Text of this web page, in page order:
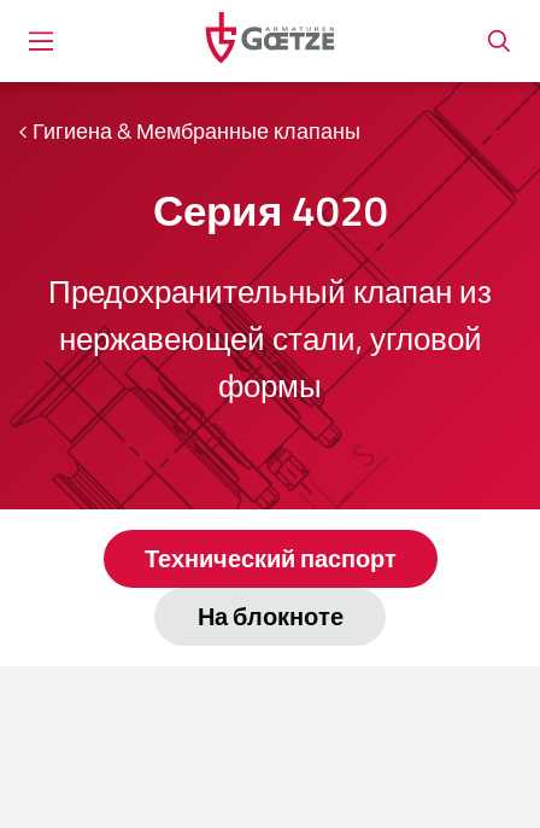
Гигиена & Мембранные клапаны
Серия 4020
Предохранительный клапан из
нержавеющей стали, угловой
формы
Технический паспорт
На блокноте